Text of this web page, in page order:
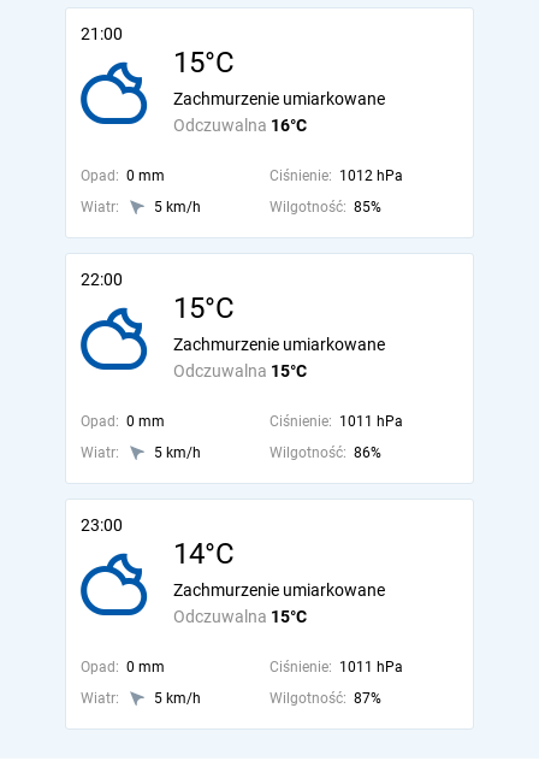
21:00
15°C
Odczuwalna 16°C
Zachmurzenie umiarkowane
Opad: 0 mm Ciśnienie: 1012 hPa
Wiatr:
5 km/h Wilgotność: 85%
22:00
15°C
Odczuwalna 15°C
Zachmurzenie umiarkowane
Opad: 0 mm Ciśnienie: 1011 hPa
Wiatr:
5 km/h Wilgotność: 86%
23:00
14°C
Odczuwalna 15°C
Zachmurzenie umiarkowane
Opad: 0 mm Ciśnienie: 1011 hPa
Wiatr:
5 km/h Wilgotność: 87%